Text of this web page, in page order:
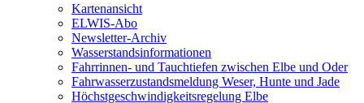
Kartenansicht
ELWIS-Abo
Newsletter-Archiv
Wasserstandsinformationen
Fahrrinnen- und Tauchtiefen zwischen Elbe und Oder
Fahrwasserzustandsmeldung Weser, Hunte und Jade
Höchstgeschwindigkeitsregelung Elbe